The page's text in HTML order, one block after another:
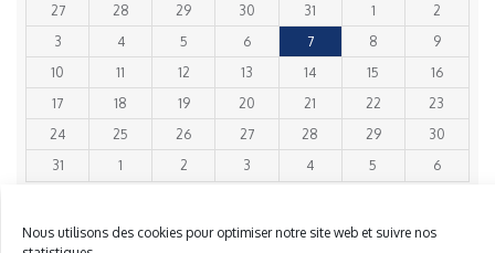
Nous utilisons des cookies pour optimiser notre site web et suivre nos
27 28 29 30 31 1
2
3
4 5 6 7 8
9
10
11 12 13 14 15
16
17
18 19 20 21 22
23
24
25 26 27 28 29
30
31
1 2 3 4 5 6